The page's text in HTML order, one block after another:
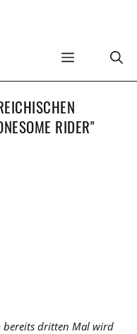
MENÜ
RIDER"
bereits dritten Mal wird